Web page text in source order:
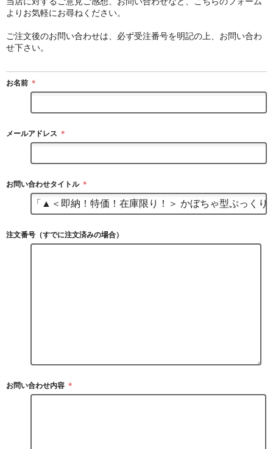
よりお気軽にお尋ねください。
ご注文後のお問い合わせは、必ず受注番号を明記の上、お問い合わ
せ下さい。
お名前 ＊
メールアドレス ＊
お問い合わせタイトル ＊
注文番号（すでに注文済みの場合）
お問い合わせ内容 ＊